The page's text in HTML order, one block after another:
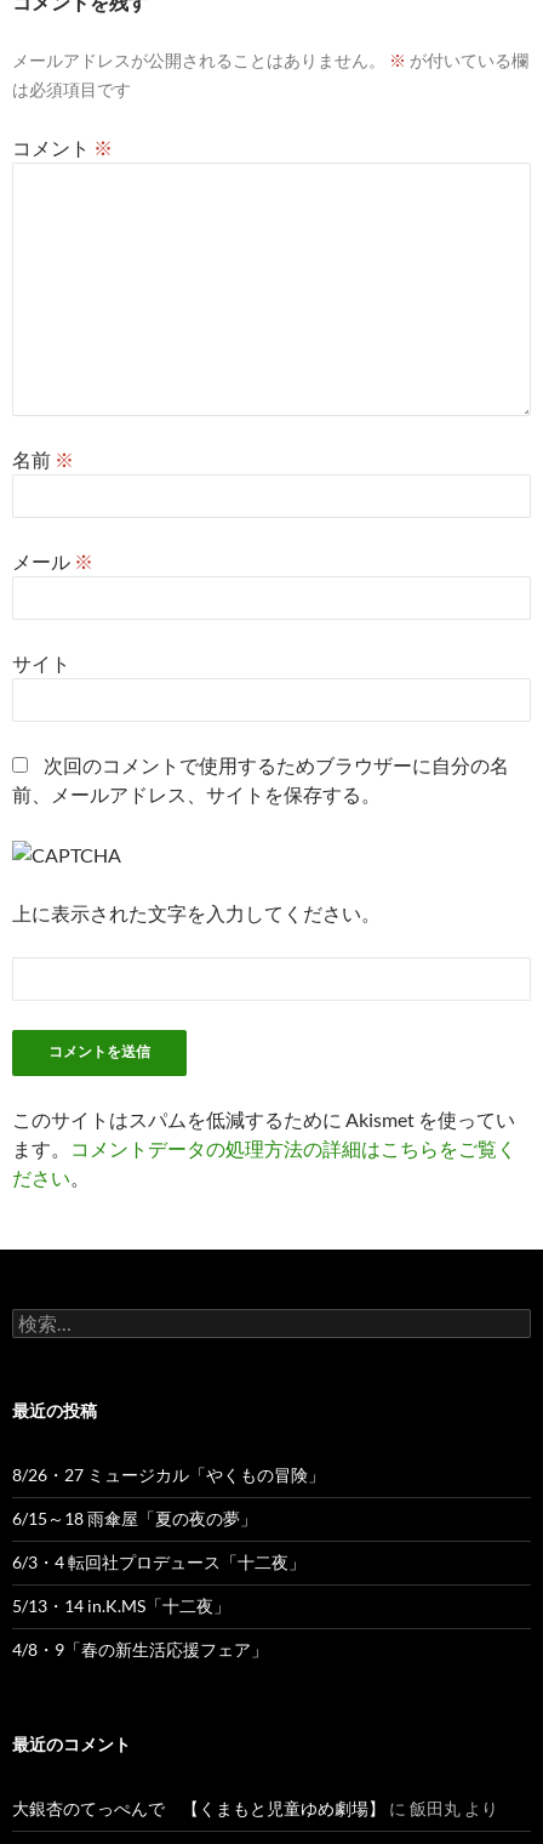
ョ
メールアドレスが公開されることはありません。 ※ が付いている欄
は必須項目です
コメント ※
名前 ※
メール ※
サイト
次回のコメントで使用するためブラウザーに自分の名
前、メールアドレス、サイトを保存する。
上に表示された文字を入力してください。
このサイトはスパムを低減するために Akismet を使ってい
ます。
コメントデータの処理方法の詳細はこちらをご覧く
ださい。
検
索:
最近の投稿
8/26・27 ミュージカル「やくもの冒険」
6/15～18 雨傘屋「夏の夜の夢」
6/3・4 転回社プロデュース「十二夜」
5/13・14 in.K.MS「十二夜」
4/8・9「春の新生活応援フェア」
最近のコメント
大銀杏のてっぺんで 【くまもと児童ゆめ劇場】 に 飯田丸 より